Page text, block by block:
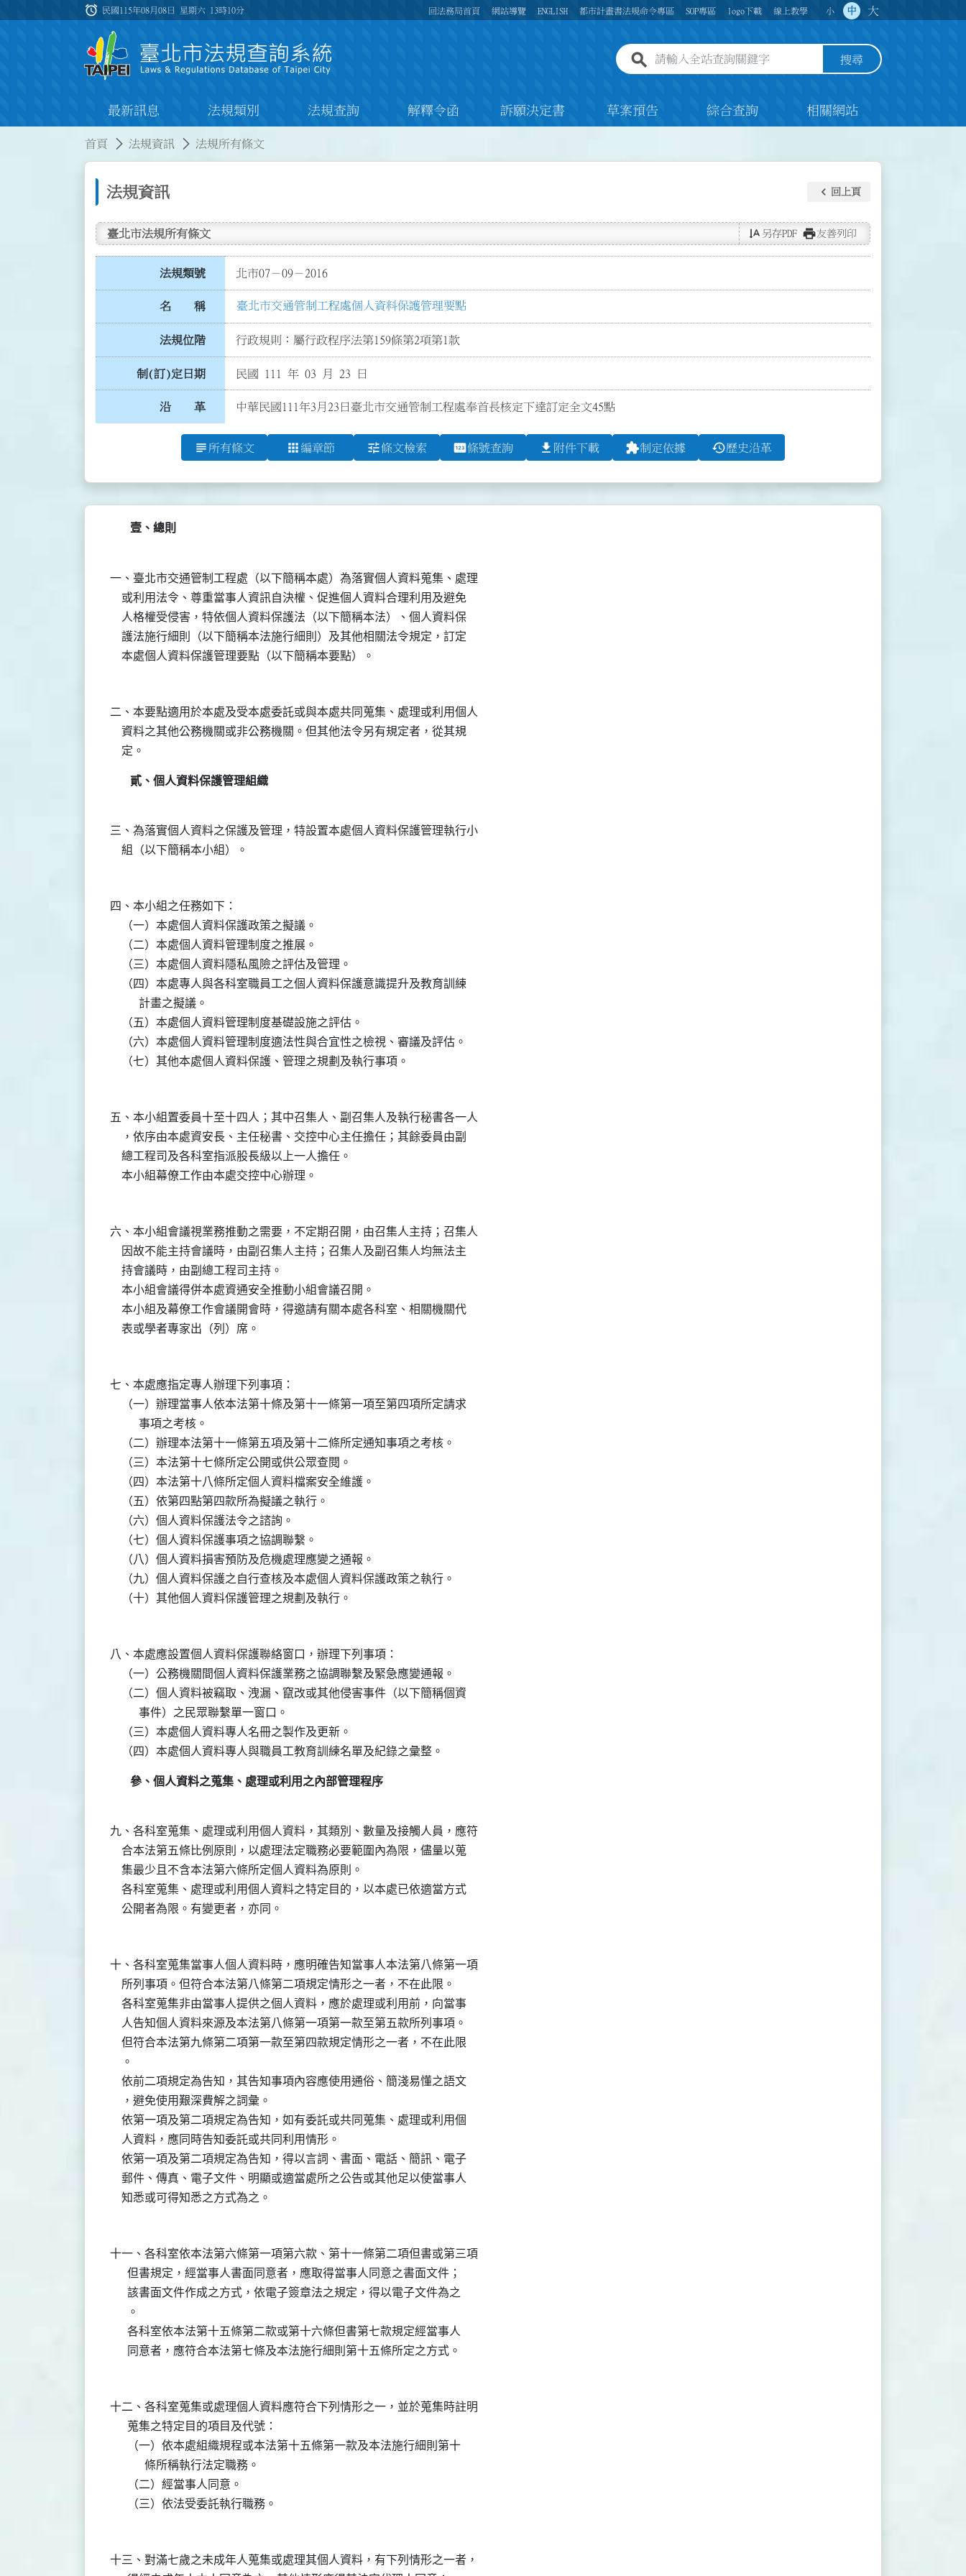
:::
alarm 民國115年08月08日 星期六 13時10分 回法務局首頁 網站導覽 ENGLISH 都市計畫書法規命令專區 SOP專區 logo下載 線上教學 小 中 大
全站查詢關鍵字欄位 搜尋
最新訊息 法規類別 法規查詢 解釋令函 訴願決定書 草案預告 綜合查詢 相關網站
首頁 法規資訊 法規所有條文
法規資訊 keyboard_arrow_left 回上頁
臺北市法規所有條文 text_rotate_vertical 另存PDF print友善列印
法規類號 北市07－09－2016
名 稱 臺北市交通管制工程處個人資料保護管理要點
法規位階 行政規則：屬行政程序法第159條第2項第1款
制(訂)定日期 民國 111 年 03 月 23 日
沿 革 中華民國111年3月23日臺北市交通管制工程處奉首長核定下達訂定全文45點
subject 所有條文 apps 編章節 tune條文檢索 pin條號查詢 file_download 附件下載 extension制定依據 history歷史沿革
壹、總則
一、臺北市交通管制工程處（以下簡稱本處）為落實個人資料蒐集、處理
    或利用法令、尊重當事人資訊自決權、促進個人資料合理利用及避免
    人格權受侵害，特依個人資料保護法（以下簡稱本法）、個人資料保
    護法施行細則（以下簡稱本法施行細則）及其他相關法令規定，訂定
二、本要點適用於本處及受本處委託或與本處共同蒐集、處理或利用個人
    資料之其他公務機關或非公務機關。但其他法令另有規定者，從其規
貳、個人資料保護管理組織
三、為落實個人資料之保護及管理，特設置本處個人資料保護管理執行小
四、本小組之任務如下：
    （一）本處個人資料保護政策之擬議。
    （二）本處個人資料管理制度之推展。
    （三）本處個人資料隱私風險之評估及管理。
    （四）本處專人與各科室職員工之個人資料保護意識提升及教育訓練
          計畫之擬議。
    （五）本處個人資料管理制度基礎設施之評估。
    （六）本處個人資料管理制度適法性與合宜性之檢視、審議及評估。
五、本小組置委員十至十四人；其中召集人、副召集人及執行秘書各一人
    ，依序由本處資安長、主任秘書、交控中心主任擔任；其餘委員由副
    總工程司及各科室指派股長級以上一人擔任。
六、本小組會議視業務推動之需要，不定期召開，由召集人主持；召集人
    因故不能主持會議時，由副召集人主持；召集人及副召集人均無法主
    持會議時，由副總工程司主持。
    本小組會議得併本處資通安全推動小組會議召開。
    本小組及幕僚工作會議開會時，得邀請有關本處各科室、相關機關代
七、本處應指定專人辦理下列事項：
    （一）辦理當事人依本法第十條及第十一條第一項至第四項所定請求
          事項之考核。
    （二）辦理本法第十一條第五項及第十二條所定通知事項之考核。
    （三）本法第十七條所定公開或供公眾查閱。
    （四）本法第十八條所定個人資料檔案安全維護。
    （五）依第四點第四款所為擬議之執行。
    （六）個人資料保護法令之諮詢。
    （七）個人資料保護事項之協調聯繫。
    （八）個人資料損害預防及危機處理應變之通報。
    （九）個人資料保護之自行查核及本處個人資料保護政策之執行。
八、本處應設置個人資料保護聯絡窗口，辦理下列事項：
    （一）公務機關間個人資料保護業務之協調聯繫及緊急應變通報。
    （二）個人資料被竊取、洩漏、竄改或其他侵害事件（以下簡稱個資
          事件）之民眾聯繫單一窗口。
    （三）本處個人資料專人名冊之製作及更新。
參、個人資料之蒐集、處理或利用之內部管理程序
九、各科室蒐集、處理或利用個人資料，其類別、數量及接觸人員，應符
    合本法第五條比例原則，以處理法定職務必要範圍內為限，儘量以蒐
    集最少且不含本法第六條所定個人資料為原則。
    各科室蒐集、處理或利用個人資料之特定目的，以本處已依適當方式
十、各科室蒐集當事人個人資料時，應明確告知當事人本法第八條第一項
    所列事項。但符合本法第八條第二項規定情形之一者，不在此限。
    各科室蒐集非由當事人提供之個人資料，應於處理或利用前，向當事
    人告知個人資料來源及本法第八條第一項第一款至第五款所列事項。
    但符合本法第九條第二項第一款至第四款規定情形之一者，不在此限
    。
    依前二項規定為告知，其告知事項內容應使用通俗、簡淺易懂之語文
    ，避免使用艱深費解之詞彙。
    依第一項及第二項規定為告知，如有委託或共同蒐集、處理或利用個
    人資料，應同時告知委託或共同利用情形。
    依第一項及第二項規定為告知，得以言詞、書面、電話、簡訊、電子
    郵件、傳真、電子文件、明顯或適當處所之公告或其他足以使當事人
十一、各科室依本法第六條第一項第六款、第十一條第二項但書或第三項
      但書規定，經當事人書面同意者，應取得當事人同意之書面文件；
      該書面文件作成之方式，依電子簽章法之規定，得以電子文件為之
      。
      各科室依本法第十五條第二款或第十六條但書第七款規定經當事人
十二、各科室蒐集或處理個人資料應符合下列情形之一，並於蒐集時註明
      蒐集之特定目的項目及代號：
      （一）依本處組織規程或本法第十五條第一款及本法施行細則第十
            條所稱執行法定職務。
      （二）經當事人同意。
十三、對滿七歲之未成年人蒐集或處理其個人資料，有下列情形之一者，